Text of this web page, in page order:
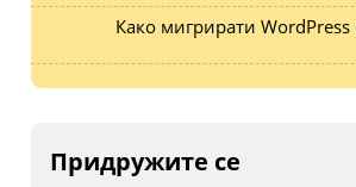
Како мигрирати WordPress
Придружите се